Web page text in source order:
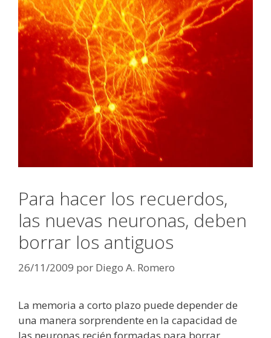
Para hacer los recuerdos,
las nuevas neuronas, deben
borrar los antiguos
26/11/2009 por Diego A. Romero
La memoria a corto plazo puede depender de
una manera sorprendente en la capacidad de